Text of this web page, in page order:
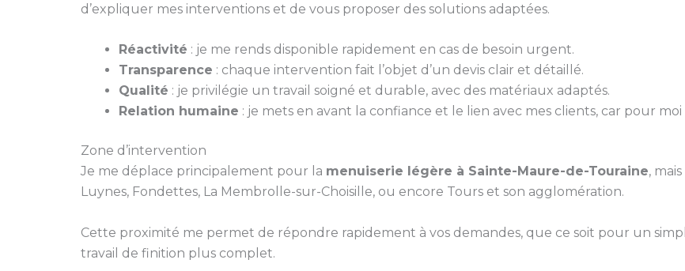
d’expliquer mes interventions et de vous proposer des solutions adaptées.
Réactivité : je me rends disponible rapidement en cas de besoin urgent.
Transparence : chaque intervention fait l’objet d’un devis clair et détaillé.
Qualité : je privilégie un travail soigné et durable, avec des matériaux adaptés.
Relation humaine : je mets en avant la confiance et le lien avec mes clients, car pour
Zone d’intervention
Je me déplace principalement pour la menuiserie légère à Sainte-Maure-de-Touraine,
Luynes, Fondettes, La Membrolle-sur-Choisille, ou encore Tours et son agglomération.
Cette proximité me permet de répondre rapidement à vos demandes, que ce soit pour un
travail de finition plus complet.